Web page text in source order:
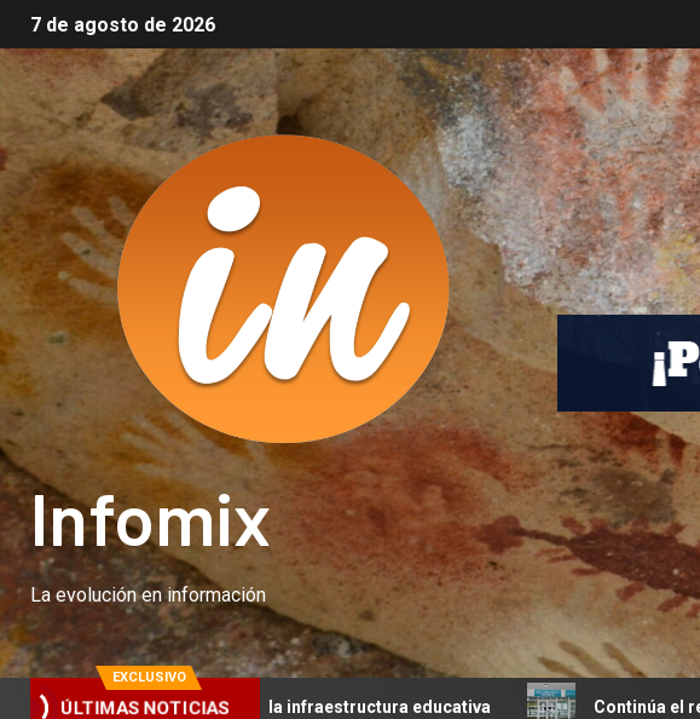
7 de agosto de 2026
Infomix
La evolución en información
EXCLUSIVO
ÚLTIMAS NOTICIAS
articulado y la infraestructura educativa Continúa el relevamiento